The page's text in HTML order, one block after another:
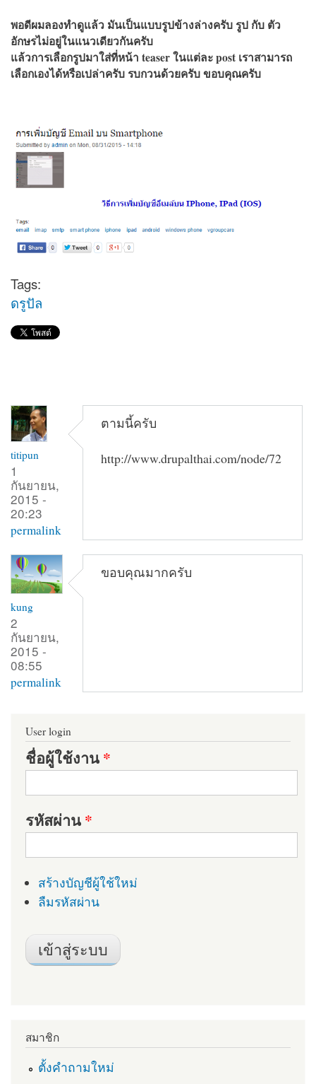
พอดีผมลองทำดูแล้ว มันเป็นแบบรูปข้างล่างครับ รูป กับ ตัว
อักษรไม่อยู่ในแนวเดียวกันครับ
แล้วการเลือกรูปมาใส่ที่หน้า teaser ในแต่ละ post เราสามารถ
เลือกเองได้หรือเปล่าครับ รบกวนด้วยครับ ขอบคุณครับ
Tags:
ดรูปัล
titipun
1
กันยายน,
2015 -
20:23
permalink
ตามนี้ครับ
http://www.drupalthai.com/node/72
kung
2
กันยายน,
2015 -
08:55
permalink
ขอบคุณมากครับ
User login
ชื่อผู้ใช้งาน*
รหัสผ่าน*
สร้างบัญชีผู้ใช้ใหม่
ลืมรหัสผ่าน
สมาชิก
ตั้งคำถามใหม่